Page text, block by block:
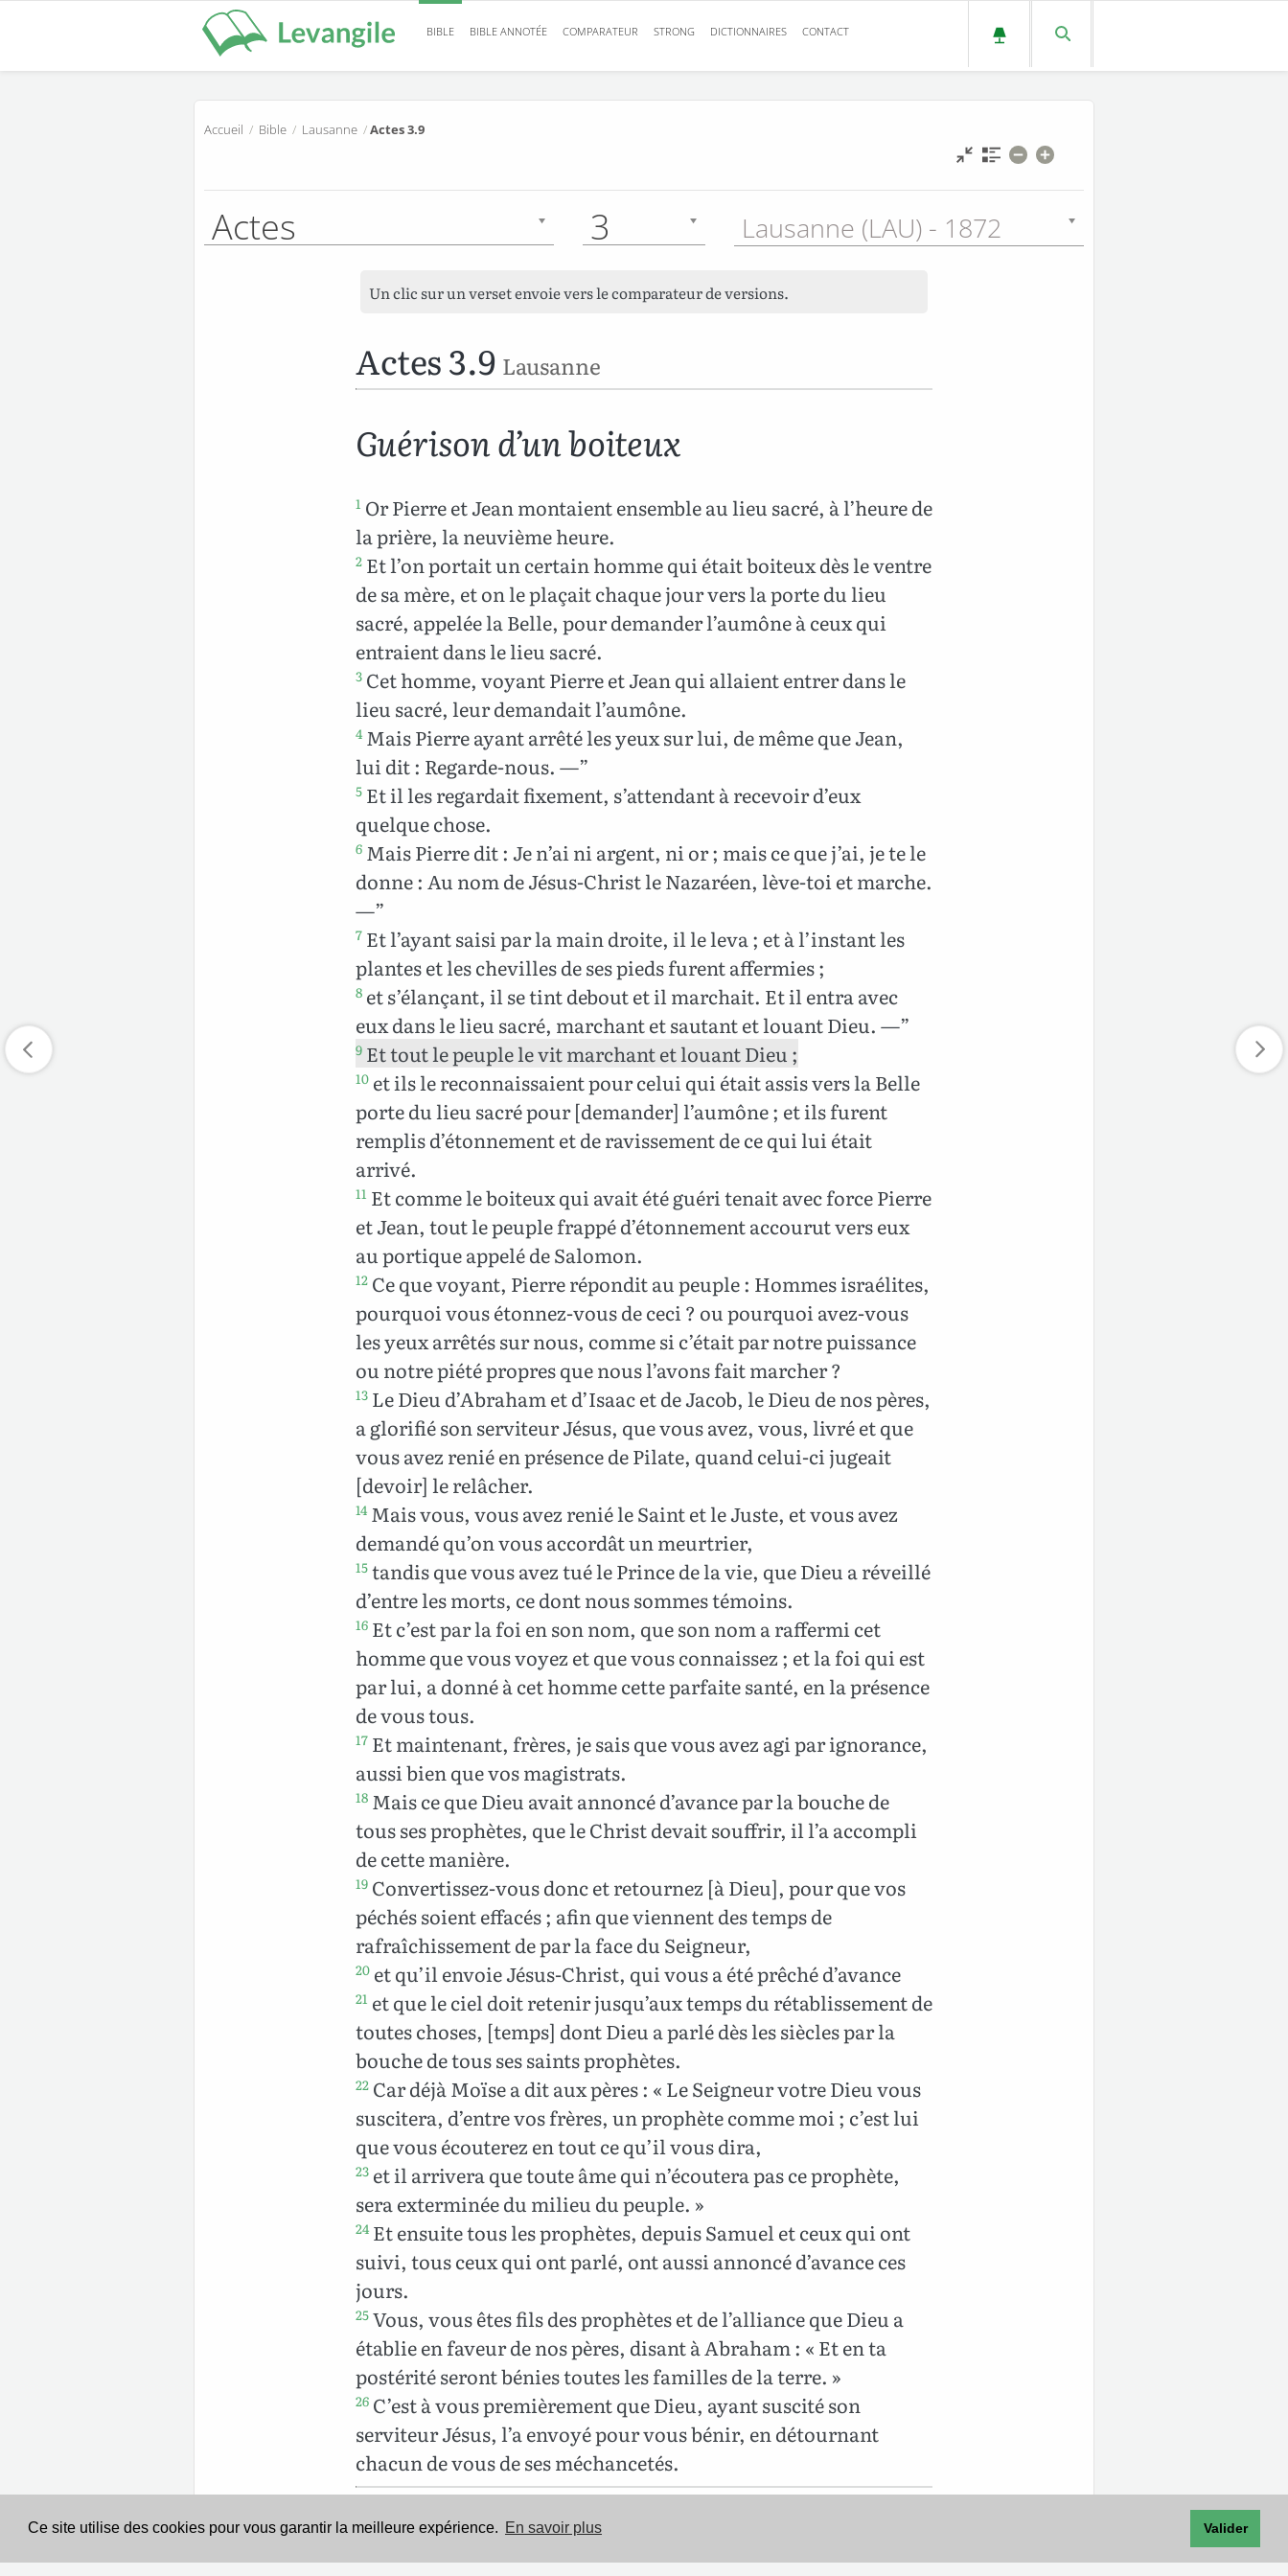
Ce site utilise des cookies pour vous garantir la meilleure expérience. En savoir plus Valider
BIBLE BIBLE ANNOTÉE COMPARATEUR STRONG DICTIONNAIRES CONTACT
Accueil / Bible / Lausanne /Actes 3.9
Actes 3 Lausanne (LAU) - 1872
Un clic sur un verset envoie vers le comparateur de versions.
Actes 3.9 Lausanne
Guérison d’un boiteux
1 Or Pierre et Jean montaient ensemble au lieu sacré, à l’heure de
la prière, la neuvième heure.
2 Et l’on portait un certain homme qui était boiteux dès le ventre
de sa mère, et on le plaçait chaque jour vers la porte du lieu
sacré, appelée la Belle, pour demander l’aumône à ceux qui
entraient dans le lieu sacré.
3 Cet homme, voyant Pierre et Jean qui allaient entrer dans le
lieu sacré, leur demandait l’aumône.
4 Mais Pierre ayant arrêté les yeux sur lui, de même que Jean,
lui dit : Regarde-nous. —”
5 Et il les regardait fixement, s’attendant à recevoir d’eux
quelque chose.
6 Mais Pierre dit : Je n’ai ni argent, ni or ; mais ce que j’ai, je te le
donne : Au nom de Jésus-Christ le Nazaréen, lève-toi et marche.
—”
7 Et l’ayant saisi par la main droite, il le leva ; et à l’instant les
plantes et les chevilles de ses pieds furent affermies ;
8 et s’élançant, il se tint debout et il marchait. Et il entra avec
eux dans le lieu sacré, marchant et sautant et louant Dieu. —”
9 Et tout le peuple le vit marchant et louant Dieu ;
10 et ils le reconnaissaient pour celui qui était assis vers la Belle
porte du lieu sacré pour [demander] l’aumône ; et ils furent
remplis d’étonnement et de ravissement de ce qui lui était
arrivé.
11 Et comme le boiteux qui avait été guéri tenait avec force Pierre
et Jean, tout le peuple frappé d’étonnement accourut vers eux
au portique appelé de Salomon.
12 Ce que voyant, Pierre répondit au peuple : Hommes israélites,
pourquoi vous étonnez-vous de ceci ? ou pourquoi avez-vous
les yeux arrêtés sur nous, comme si c’était par notre puissance
ou notre piété propres que nous l’avons fait marcher ?
13 Le Dieu d’Abraham et d’Isaac et de Jacob, le Dieu de nos pères,
a glorifié son serviteurJésus, que vous avez, vous, livré et que
vous avez renié en présence de Pilate, quand celui-ci jugeait
[devoir] le relâcher.
14 Mais vous, vous avez renié le Saint et le Juste, et vous avez
demandé qu’on vous accordât un meurtrier,
15 tandis que vous avez tué le Prince de la vie, que Dieu a réveillé
d’entre les morts, ce dont nous sommes témoins.
16 Et c’est par la foi en son nom, que son nom a raffermi cet
homme que vous voyez et que vous connaissez ; et la foi qui est
par lui, a donné à cet homme cette parfaite santé, en la présence
de vous tous.
17 Et maintenant, frères, je sais que vous avez agi par ignorance,
aussi bien que vos magistrats.
18 Mais ce que Dieu avait annoncé d’avance par la bouche de
tous ses prophètes, que le Christ devait souffrir, il l’a accompli
de cette manière.
19 Convertissez-vous donc et retournez [à Dieu], pour que vos
péchés soient effacés ; afin que viennent des temps de
rafraîchissement de par la face du Seigneur,
20 et qu’il envoie Jésus-Christ, qui vous a été prêché d’avance
21 et que le ciel doit retenir jusqu’aux temps du rétablissement de
toutes choses, [temps] dont Dieu a parlé dès les siècles par la
bouche de tous ses saints prophètes.
22 Car déjà Moïse a dit aux pères : « Le Seigneur votre Dieu vous
suscitera, d’entre vos frères, un prophète comme moi ; c’est lui
que vous écouterez en tout ce qu’il vous dira,
23 et il arrivera que toute âme qui n’écoutera pas ce prophète,
sera exterminée du milieu du peuple. »
24 Et ensuite tous les prophètes, depuis Samuel et ceux qui ont
suivi, tous ceux qui ont parlé, ont aussi annoncé d’avance ces
jours.
25 Vous, vous êtes fils des prophètes et de l’allianceque Dieu a
établie en faveur de nos pères, disant à Abraham : « Et en ta
postéritéseront bénies toutes les familles de la terre. »
26 C’est à vous premièrement que Dieu, ayant suscitéson
serviteurJésus, l’a envoyé pour vous bénir, en détournant
chacun de vous de ses méchancetés.
Sauf erreur, cette Bible est dans le domaine public.